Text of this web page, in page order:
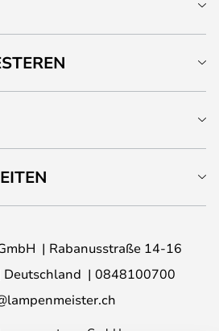
Rabanusstraße 14-16
Deutschland
0848100700